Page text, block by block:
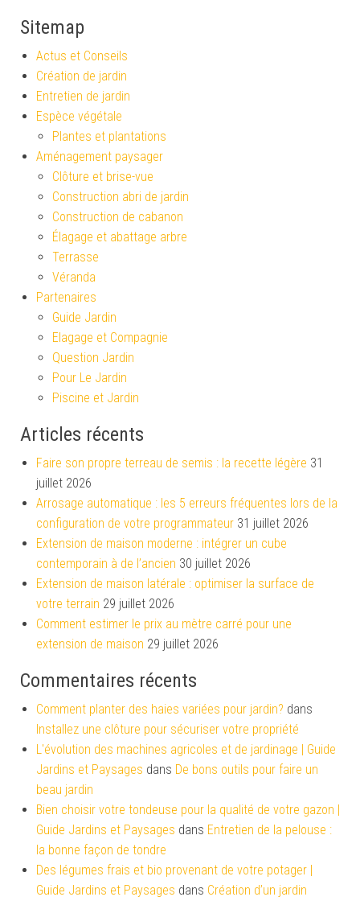
Sitemap
Actus et Conseils
Création de jardin
Entretien de jardin
Espèce végétale
Plantes et plantations
Aménagement paysager
Clôture et brise-vue
Construction abri de jardin
Construction de cabanon
Élagage et abattage arbre
Terrasse
Véranda
Partenaires
Guide Jardin
Elagage et Compagnie
Question Jardin
Pour Le Jardin
Piscine et Jardin
Articles récents
Faire son propre terreau de semis : la recette légère 31
juillet 2026
Arrosage automatique : les 5 erreurs fréquentes lors de la
configuration de votre programmateur 31 juillet 2026
Extension de maison moderne : intégrer un cube
contemporain à de l’ancien 30 juillet 2026
Extension de maison latérale : optimiser la surface de
votre terrain 29 juillet 2026
Comment estimer le prix au mètre carré pour une
extension de maison 29 juillet 2026
Commentaires récents
Comment planter des haies variées pour jardin? dans
Installez une clôture pour sécuriser votre propriété
L'évolution des machines agricoles et de jardinage | Guide
Jardins et Paysages dans De bons outils pour faire un
beau jardin
Bien choisir votre tondeuse pour la qualité de votre gazon |
Guide Jardins et Paysages dans Entretien de la pelouse :
la bonne façon de tondre
Des légumes frais et bio provenant de votre potager |
Guide Jardins et Paysages dans Création d’un jardin